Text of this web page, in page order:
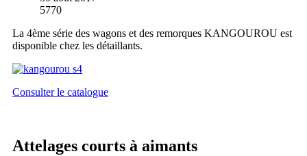
5770
La 4ème série des wagons et des remorques KANGOUROU est
disponible chez les détaillants.
Consulter le catalogue
Attelages courts à aimants